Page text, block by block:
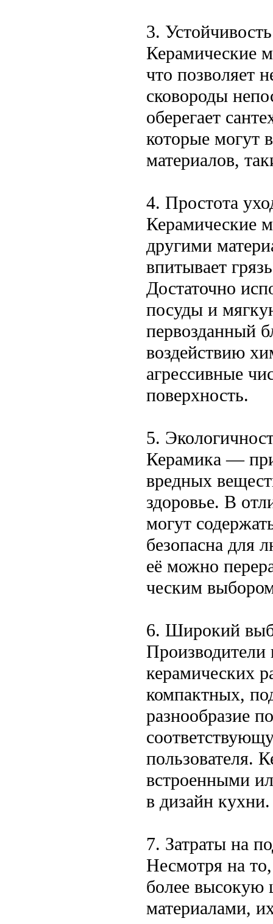
3.
Керамические
что позволяет
сковороды
оберегает
которые могут
материалов,
4. Простота
Керамические
другими
впитывает
Достаточно
посуды и
первозданный
воздействию
агрессивные
поверхность.
5.
Керамика —
вредных
здоровье. В
могут
безопасна для
её можно
ческим
6. Широкий
Производители
керамических
компактных,
разнообразие
пользователя.
встроенными
в дизайн кухни.
7. Затраты на
Несмотря на
более высокую
материалами,